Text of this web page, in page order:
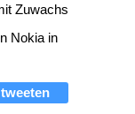
Zuwachs
Nokia in